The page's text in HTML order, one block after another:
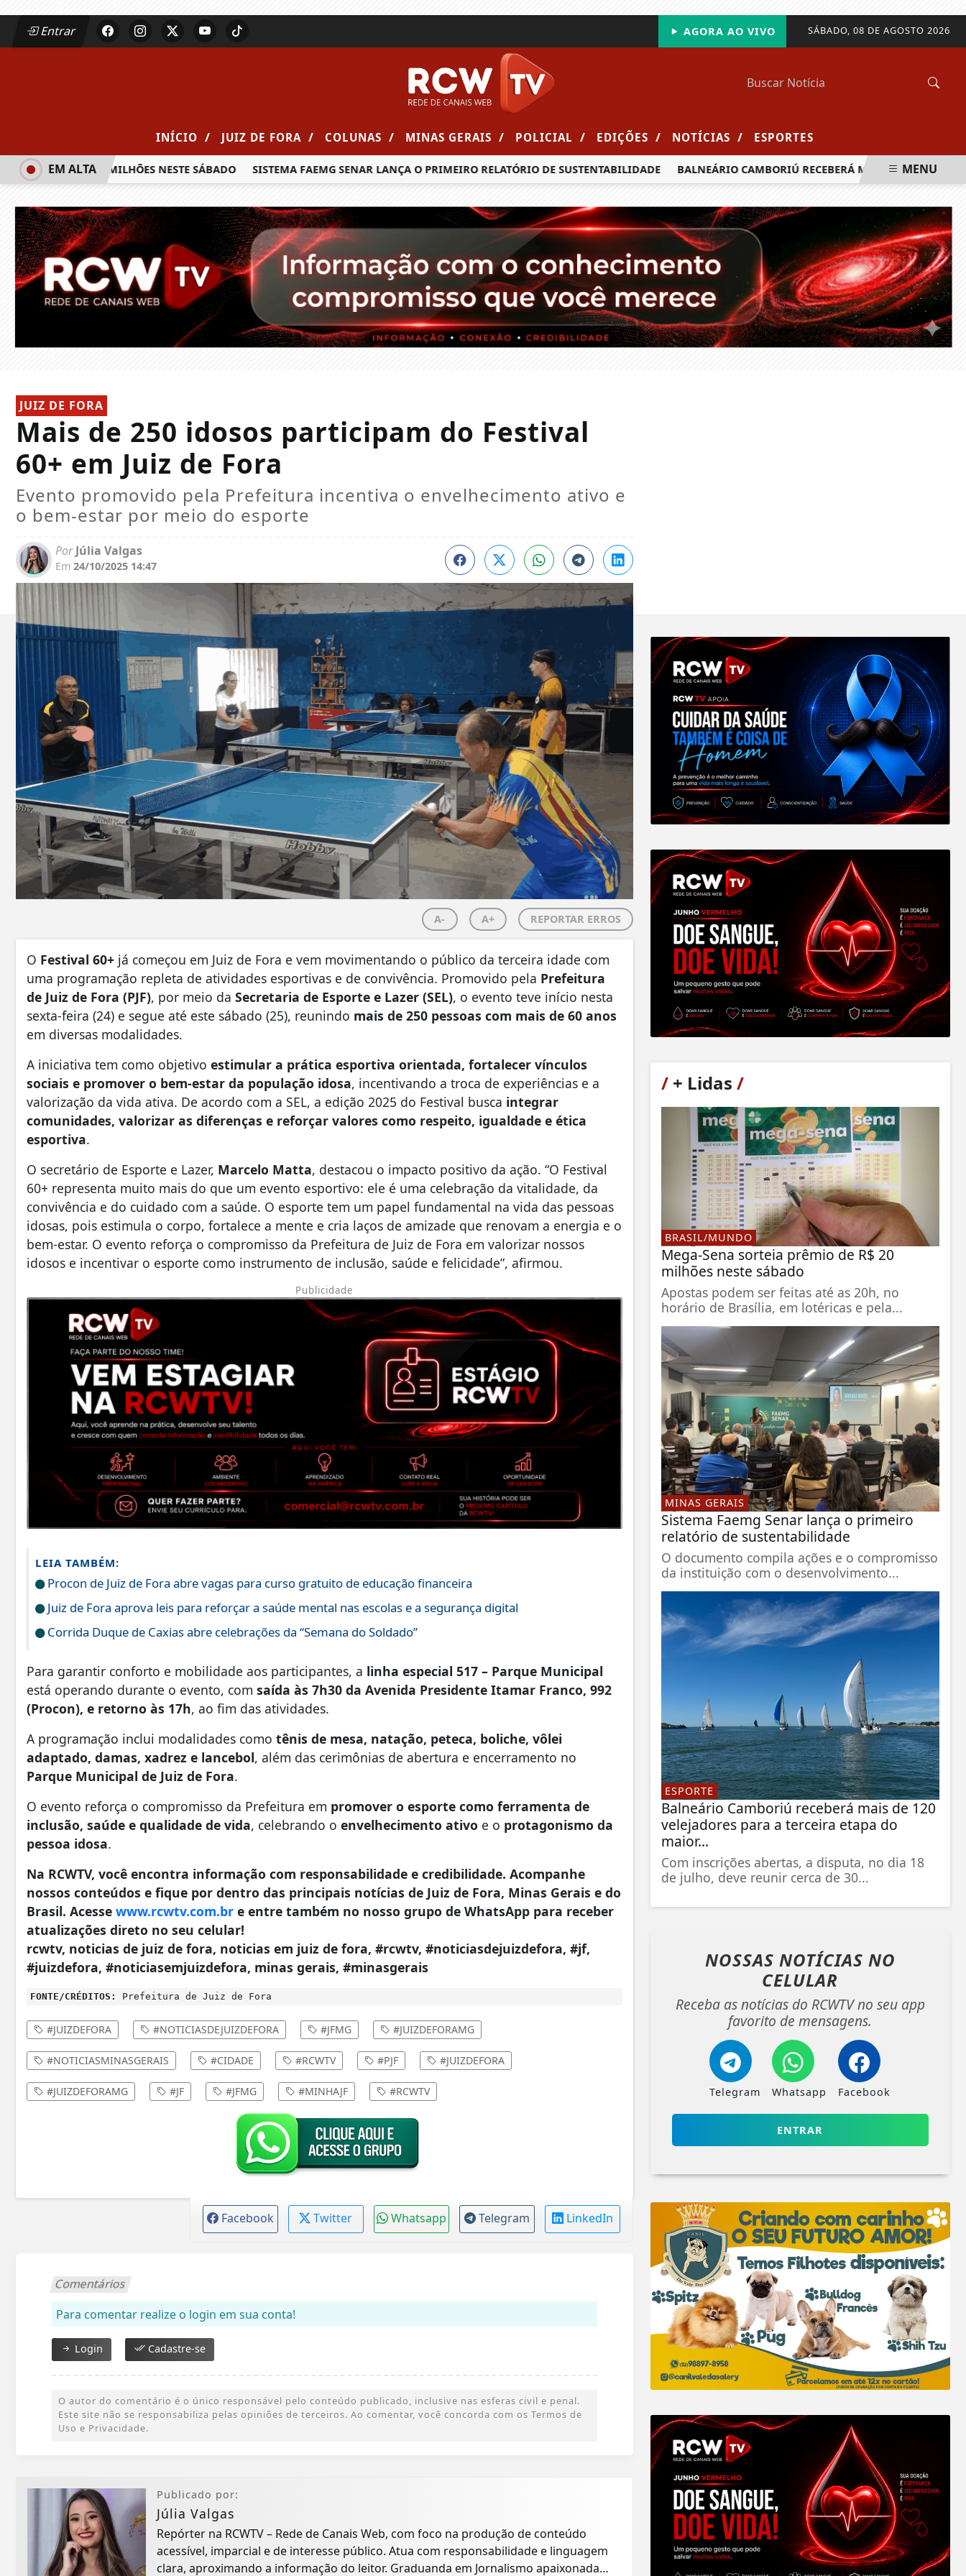
Entrar SÁBADO, 08 DE AGOSTO 2026
AGORA AO VIVO
INÍCIO / JUIZ DE FORA / COLUNAS / MINAS GERAIS / POLICIAL / EDIÇÕES / NOTÍCIAS / ESPORTES
DE R$ 20 MILHÕES NESTE SÁBADO SISTEMA FAEMG SENAR LANÇA O PRIMEIRO RELATÓRIO DE SUSTENTABILIDADE BALNEÁRIO CAMBORIÚ RECEBERÁ MAIS DE 120
EM ALTA MENU
JUIZ DE FORA
Mais de 250 idosos participam do Festival
60+ em Juiz de Fora
Evento promovido pela Prefeitura incentiva o envelhecimento ativo e
o bem-estar por meio do esporte
PorJúlia Valgas
Em 24/10/2025 14:47
A- A+ REPORTAR ERROS
O Festival 60+ já começou em Juiz de Fora e vem movimentando o público da terceira idade com
uma programação repleta de atividades esportivas e de convivência. Promovido pela Prefeitura
de Juiz de Fora (PJF), por meio da Secretaria de Esporte e Lazer (SEL), o evento teve início nesta
sexta-feira (24) e segue até este sábado (25), reunindo mais de 250 pessoas com mais de 60 anos
em diversas modalidades.
A iniciativa tem como objetivo estimular a prática esportiva orientada, fortalecer vínculos
sociais e promover o bem-estar da população idosa, incentivando a troca de experiências e a
valorização da vida ativa. De acordo com a SEL, a edição 2025 do Festival busca integrar
comunidades, valorizar as diferenças e reforçar valores como respeito, igualdade e ética
esportiva.
O secretário de Esporte e Lazer, Marcelo Matta, destacou o impacto positivo da ação. “O Festival
60+ representa muito mais do que um evento esportivo: ele é uma celebração da vitalidade, da
convivência e do cuidado com a saúde. O esporte tem um papel fundamental na vida das pessoas
idosas, pois estimula o corpo, fortalece a mente e cria laços de amizade que renovam a energia e o
bem-estar. O evento reforça o compromisso da Prefeitura de Juiz de Fora em valorizar nossos
idosos e incentivar o esporte como instrumento de inclusão, saúde e felicidade”, afirmou.
Publicidade
LEIA TAMBÉM:
Procon de Juiz de Fora abre vagas para curso gratuito de educação financeira
Juiz de Fora aprova leis para reforçar a saúde mental nas escolas e a segurança digital
Corrida Duque de Caxias abre celebrações da “Semana do Soldado”
Para garantir conforto e mobilidade aos participantes, a linha especial 517 – Parque Municipal
está operando durante o evento, com saída às 7h30 da Avenida Presidente Itamar Franco, 992
(Procon), e retorno às 17h, ao fim das atividades.
A programação inclui modalidades como tênis de mesa, natação, peteca, boliche, vôlei
adaptado, damas, xadrez e lancebol, além das cerimônias de abertura e encerramento no
Parque Municipal de Juiz de Fora.
O evento reforça o compromisso da Prefeitura em promover o esporte como ferramenta de
inclusão, saúde e qualidade de vida, celebrando o envelhecimento ativo e o protagonismo da
pessoa idosa.
Na RCWTV, você encontra informação com responsabilidade e credibilidade. Acompanhe
nossos conteúdos e fique por dentro das principais notícias de Juiz de Fora, Minas Gerais e do
Brasil. Acesse www.rcwtv.com.br e entre também no nosso grupo de WhatsApp para receber
atualizações direto no seu celular!
rcwtv, noticias de juiz de fora, noticias em juiz de fora, #rcwtv, #noticiasdejuizdefora, #jf,
#juizdefora, #noticiasemjuizdefora, minas gerais, #minasgerais
FONTE/CRÉDITOS: Prefeitura de Juiz de Fora
#JUIZDEFORA #NOTICIASDEJUIZDEFORA #JFMG #JUIZDEFORAMG
#NOTICIASMINASGERAIS #CIDADE #RCWTV #PJF #JUIZDEFORA
#JUIZDEFORAMG #JF #JFMG #MINHAJF #RCWTV
Facebook Twitter Whatsapp Telegram LinkedIn
Comentários
Para comentar realize o login em sua conta!
Login Cadastre-se
O autor do comentário é o único responsável pelo conteúdo publicado, inclusive nas esferas civil e penal.
Este site não se responsabiliza pelas opiniões de terceiros. Ao comentar, você concorda com os Termos de
Uso e Privacidade.
Publicado por:
Júlia Valgas
Repórter na RCWTV – Rede de Canais Web, com foco na produção de conteúdo
acessível, imparcial e de interesse público. Atua com responsabilidade e linguagem
clara, aproximando a informação do leitor. Graduanda em Jornalismo apaixonada
/+ Lidas /
BRASIL/MUNDO
Mega-Sena sorteia prêmio de R$ 20
milhões neste sábado
Apostas podem ser feitas até as 20h, no
horário de Brasília, em lotéricas e pela...
MINAS GERAIS
Sistema Faemg Senar lança o primeiro
relatório de sustentabilidade
O documento compila ações e o compromisso
da instituição com o desenvolvimento...
ESPORTE
Balneário Camboriú receberá mais de 120
velejadores para a terceira etapa do
maior...
Com inscrições abertas, a disputa, no dia 18
de julho, deve reunir cerca de 30...
NOSSAS NOTÍCIAS NO
CELULAR
Receba as notícias do RCWTV no seu app
favorito de mensagens.
Telegram Whatsapp Facebook
ENTRAR